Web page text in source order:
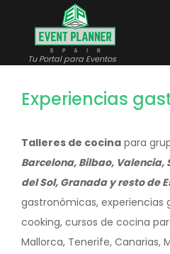
contenido
Tu Portal para Eventos
Experiencias
Talleres de cocina para
Barcelona, Bilbao,
del Sol, Granada y resto de
gastronómicas, experiencias
cooking, cursos de cocina
Mallorca, Tenerife, Canarias,